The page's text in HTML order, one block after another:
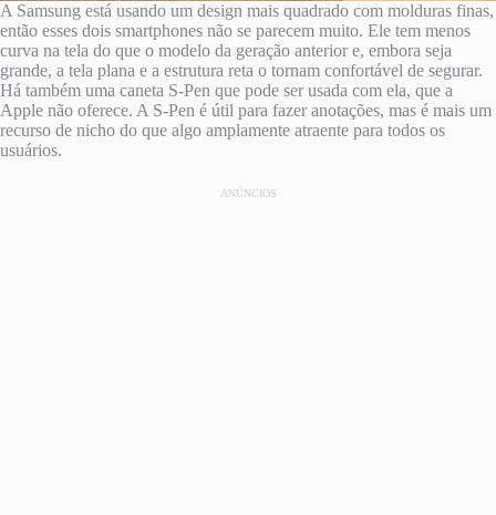
A Samsung está usando um design mais quadrado com molduras finas,
então esses dois smartphones não se parecem muito. Ele tem menos
curva na tela do que o modelo da geração anterior e, embora seja
grande, a tela plana e a estrutura reta o tornam confortável de segurar.
Há também uma caneta S-Pen que pode ser usada com ela, que a
Apple não oferece. A S-Pen é útil para fazer anotações, mas é mais um
recurso de nicho do que algo amplamente atraente para todos os
usuários.
ANÚNCIOS